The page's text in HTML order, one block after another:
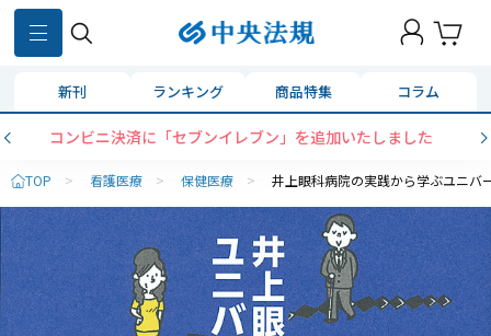
新刊 ランキング 商品特集 コラム
コンビニ決済に「セブンイレブン」を追加いたしました
TOP > 看護医療 > 保健医療 > 井上眼科病院の実践から学ぶユニバ